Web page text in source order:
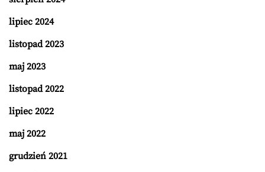
lipiec 2024
listopad 2023
maj 2023
listopad 2022
lipiec 2022
maj 2022
grudzień 2021